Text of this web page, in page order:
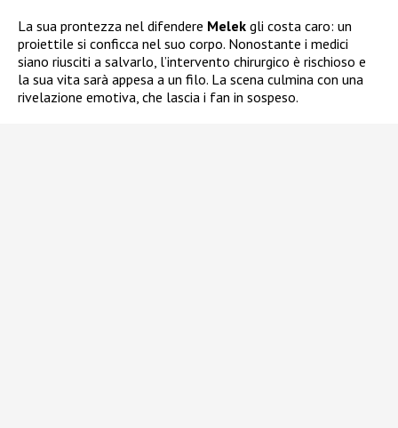
La sua prontezza nel difendere Melek gli costa caro: un
proiettile si conficca nel suo corpo. Nonostante i medici
siano riusciti a salvarlo, l’intervento chirurgico è rischioso e
la sua vita sarà appesa a un filo. La scena culmina con una
rivelazione emotiva, che lascia i fan in sospeso.